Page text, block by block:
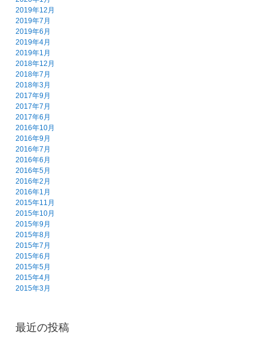
2019年12月
2019年7月
2019年6月
2019年4月
2019年1月
2018年12月
2018年7月
2018年3月
2017年9月
2017年7月
2017年6月
2016年10月
2016年9月
2016年7月
2016年6月
2016年5月
2016年2月
2016年1月
2015年11月
2015年10月
2015年9月
2015年8月
2015年7月
2015年6月
2015年5月
2015年4月
2015年3月
最近の投稿